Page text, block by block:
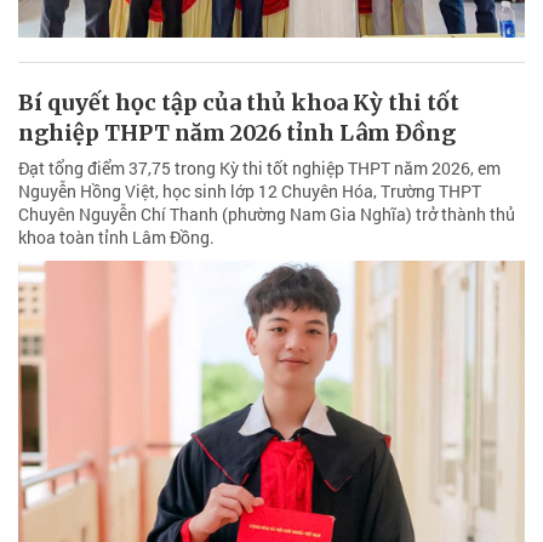
Bí quyết học tập của thủ khoa Kỳ thi tốt
nghiệp THPT năm 2026 tỉnh Lâm Đồng
Đạt tổng điểm 37,75 trong Kỳ thi tốt nghiệp THPT năm 2026, em
Nguyễn Hồng Việt, học sinh lớp 12 Chuyên Hóa, Trường THPT
Chuyên Nguyễn Chí Thanh (phường Nam Gia Nghĩa) trở thành thủ
khoa toàn tỉnh Lâm Đồng.